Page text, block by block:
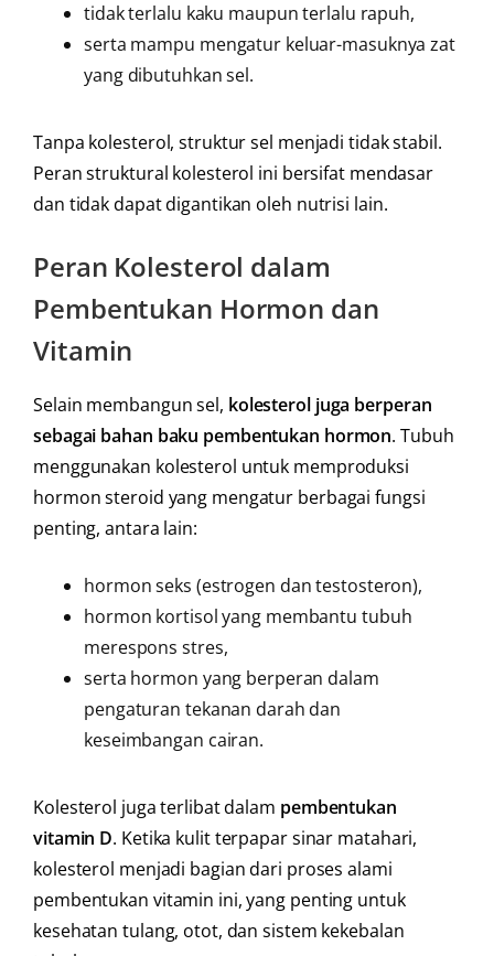
tidak terlalu kaku maupun terlalu rapuh,
serta mampu mengatur keluar-masuknya zat
yang dibutuhkan sel.
Tanpa kolesterol, struktur sel menjadi tidak stabil.
Peran struktural kolesterol ini bersifat mendasar
dan tidak dapat digantikan oleh nutrisi lain.
Peran Kolesterol dalam
Pembentukan Hormon dan
Vitamin
Selain membangun sel, kolesterol juga berperan
sebagai bahan baku pembentukan hormon. Tubuh
menggunakan kolesterol untuk memproduksi
hormon steroid yang mengatur berbagai fungsi
penting, antara lain:
hormon seks (estrogen dan testosteron),
hormon kortisol yang membantu tubuh
merespons stres,
serta hormon yang berperan dalam
pengaturan tekanan darah dan
keseimbangan cairan.
Kolesterol juga terlibat dalam pembentukan
vitamin D. Ketika kulit terpapar sinar matahari,
kolesterol menjadi bagian dari proses alami
pembentukan vitamin ini, yang penting untuk
kesehatan tulang, otot, dan sistem kekebalan